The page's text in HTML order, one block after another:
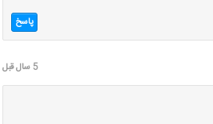
پاسخ
5 سال قبل